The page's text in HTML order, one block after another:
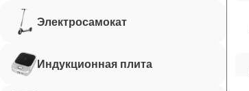
Электросамокат
Индукционная плита